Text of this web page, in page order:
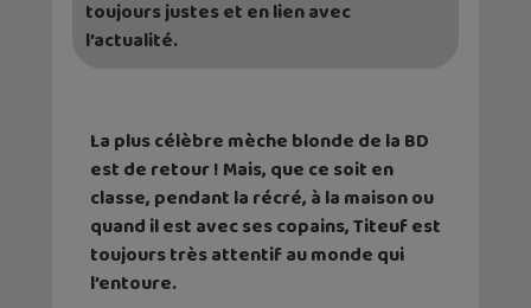
toujours justes et en lien avec
l’actualité.
La plus célèbre mèche blonde de la BD
est de retour ! Mais, que ce soit en
classe, pendant la récré, à la maison ou
quand il est avec ses copains, Titeuf est
toujours très attentif au monde qui
l’entoure.